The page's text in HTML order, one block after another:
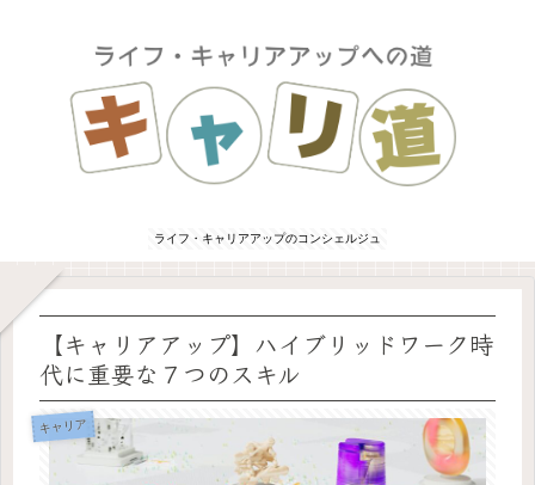
ライフ・キャリアアップのコンシェルジュ
【キャリアアップ】ハイブリッドワーク時
代に重要な７つのスキル
キャリア